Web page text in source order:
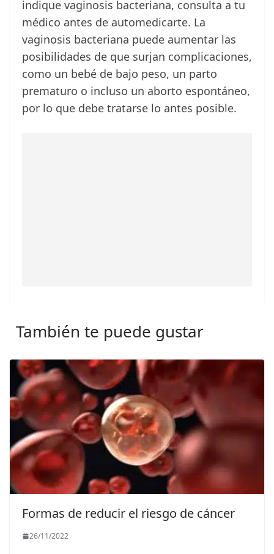
indique vaginosis bacteriana, consulta a tu
médico antes de automedicarte. La
vaginosis bacteriana puede aumentar las
posibilidades de que surjan complicaciones,
como un bebé de bajo peso, un parto
prematuro o incluso un aborto espontáneo,
por lo que debe tratarse lo antes posible.
También te puede gustar
Formas de reducir el riesgo de cáncer
26/11/2022